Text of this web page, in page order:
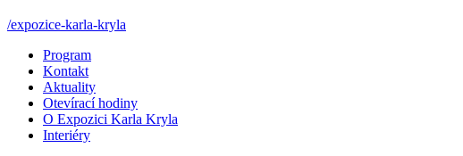
/expozice-karla-kryla
Program
Kontakt
Aktuality
Otevírací hodiny
O Expozici Karla Kryla
Interiéry